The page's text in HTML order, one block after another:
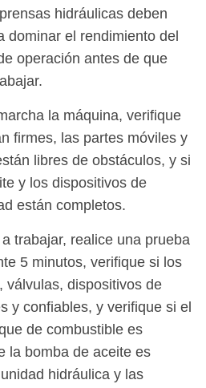
hidráulicas deben
dominar el rendimiento del
operación antes de que
la máquina, verifique
firmes, las partes móviles y
libres de obstáculos, y si
y los dispositivos de
están completos.
trabajar, realice una prueba
5 minutos, verifique si los
válvulas, dispositivos de
y confiables, y verifique si el
de combustible es
la bomba de aceite es
hidráulica y las